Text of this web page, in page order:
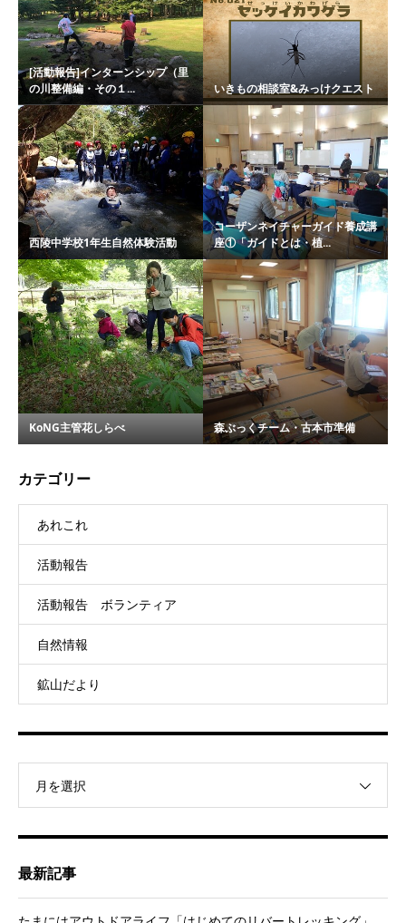
[活動報告]インターンシップ（里
の川整備編・その１...
いきもの相談室&みっけクエスト
西陵中学校1年生自然体験活動
コーザンネイチャーガイド養成講
座①「ガイドとは・植...
KoNG主管花しらべ 森ぶっくチーム・古本市準備
カテゴリー
あれこれ
活動報告
活動報告 ボランティア
自然情報
鉱山だより
月を選択
最新記事